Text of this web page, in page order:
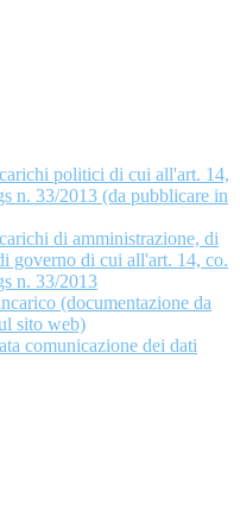
politici di cui all'art. 14,
n. 33/2013 (da pubblicare in
di amministrazione, di
governo di cui all'art. 14, co.
n. 33/2013
(documentazione da
sito web)
comunicazione dei dati